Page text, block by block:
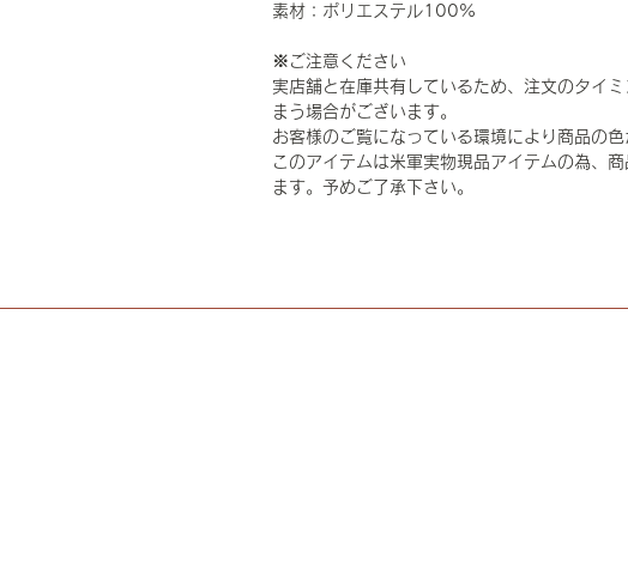
素材：ポリエステル100%
※ご注意ください
実店舗と在庫共有しているため、注文のタイ
まう場合がございます。
お客様のご覧になっている環境により商品の色
このアイテムは米軍実物現品アイテムの為、
ます。予めご了承下さい。